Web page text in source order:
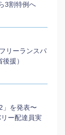
3割特例へ
リーランスパ
援）
」を発表〜
ー配達員実